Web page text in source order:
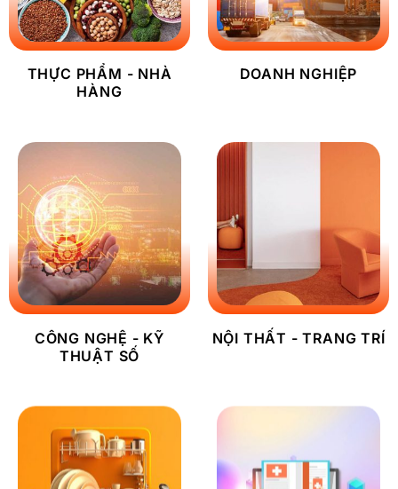
THỰC PHẨM - NHÀ
HÀNG
DOANH NGHIỆP
CÔNG NGHỆ - KỸ
THUẬT SỐ
NỘI THẤT - TRANG TRÍ